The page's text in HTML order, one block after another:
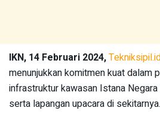
IKN, 14 Februari 2024,
menunjukkan komitmen kuat dalam
infrastruktur kawasan Istana
serta lapangan upacara di sekitarnya.